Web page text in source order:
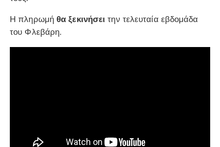
Η πληρωμή θα ξεκινήσει την τελευταία εβδομάδα
του Φλεβάρη.